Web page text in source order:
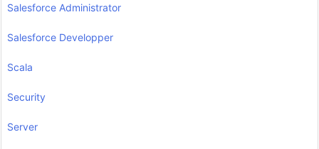
Salesforce Administrator
Salesforce Developper
Scala
Security
Server